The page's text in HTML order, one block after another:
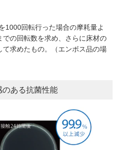
1000回転行った場合の摩耗量よ
での回転数を求め、さらに床材の
求めたもの。（エンボス品の場
のある抗菌性能